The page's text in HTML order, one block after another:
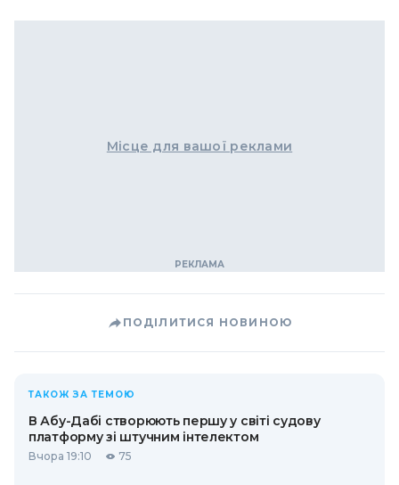
Місце для вашої реклами
ПОДІЛИТИСЯ НОВИНОЮ
ТАКОЖ ЗА ТЕМОЮ
В Абу-Дабі створюють першу у світі судову
платформу зі штучним інтелектом
Вчора 19:10 75